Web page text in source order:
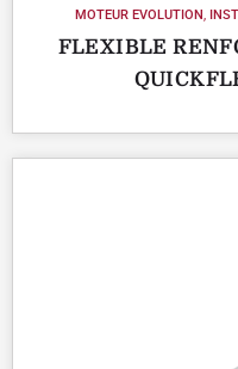
MOTEUR EVOLUTION,
FLEXIBLE